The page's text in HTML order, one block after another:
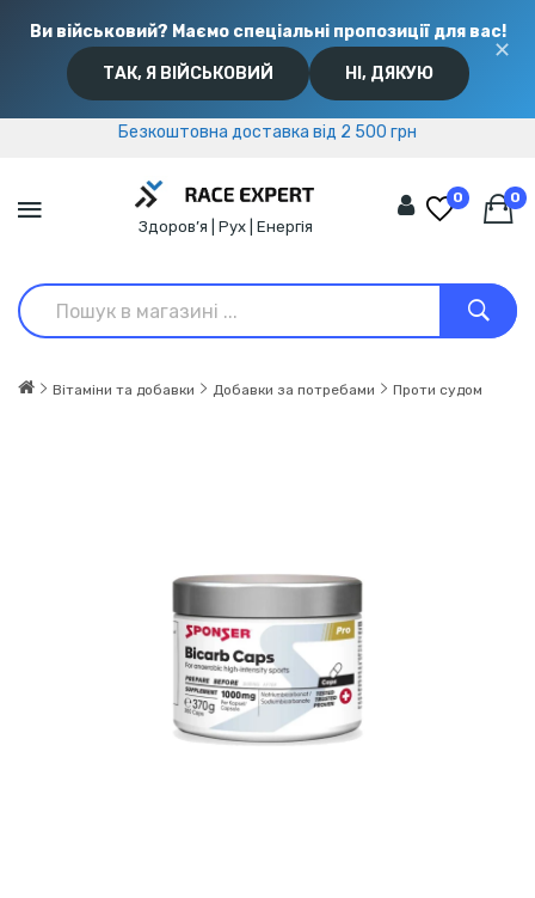
Ви військовий? Маємо спеціальні пропозиції для вас!
ТАК, Я ВІЙСЬКОВИЙ НІ, ДЯКУЮ
✕
Безкоштовна доставка від 2 500 грн
Безкоштовна доставка від 2 500 грн
Здоров’я | Рух | Енергія
0 0
Вітаміни та добавки Добавки за потребами Проти судом